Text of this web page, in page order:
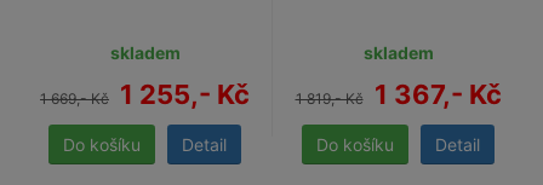
skladem
1 669,- Kč 1 255,- Kč
Detail
skladem
1 819,- Kč 1 367,- Kč
Detail